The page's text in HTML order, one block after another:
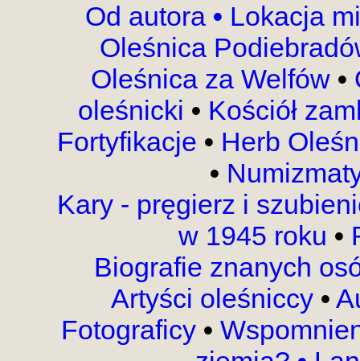
Od autora • Lokacja
Oleśnica
Oleśnica za Welfów •
oleśnicki • Kościół
Fortyfikacje • Herb
•
Kary - pręgierz i
w 1945 roku •
Biografie znanych
Artyści oleśniccy •
Fotograficy •